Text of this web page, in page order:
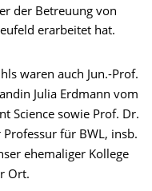
der Betreuung von
erarbeitet hat.
waren auch Jun.-Prof.
Julia Erdmann vom
Science sowie Prof. Dr.
für BWL, insb.
ehemaliger Kollege
Ort.